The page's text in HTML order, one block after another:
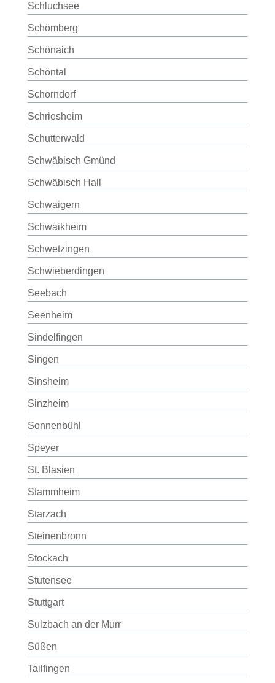
Schluchsee
Schömberg
Schönaich
Schöntal
Schorndorf
Schriesheim
Schutterwald
Schwäbisch Gmünd
Schwäbisch Hall
Schwaigern
Schwaikheim
Schwetzingen
Schwieberdingen
Seebach
Seenheim
Sindelfingen
Singen
Sinsheim
Sinzheim
Sonnenbühl
Speyer
St. Blasien
Stammheim
Starzach
Steinenbronn
Stockach
Stutensee
Stuttgart
Sulzbach an der Murr
Süßen
Tailfingen